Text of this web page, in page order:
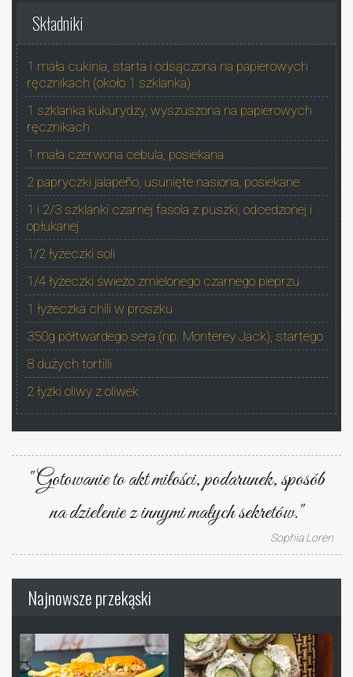
Składniki
1 mała cukinia, starta i odsączona na papierowych
ręcznikach (około 1 szklanka)
1 szklanka kukurydzy, wyszuszona na papierowych
ręcznikach
1 mała czerwona cebula, posiekana
2 papryczki jalapeño, usunięte nasiona, posiekane
1 i 2/3 szklanki czarnej fasola z puszki, odcedzonej i
opłukanej
1/2 łyżeczki soli
1/4 łyżeczki świeżo zmielonego czarnego pieprzu
1 łyżeczka chili w proszku
350g półtwardego sera (np. Monterey Jack), startego
8 dużych tortilli
2 łyżki oliwy z oliwek
"Gotowanie to akt miłości, podarunek, sposób
na dzielenie z innymi małych sekretów."
Sophia Loren
Najnowsze przekąski